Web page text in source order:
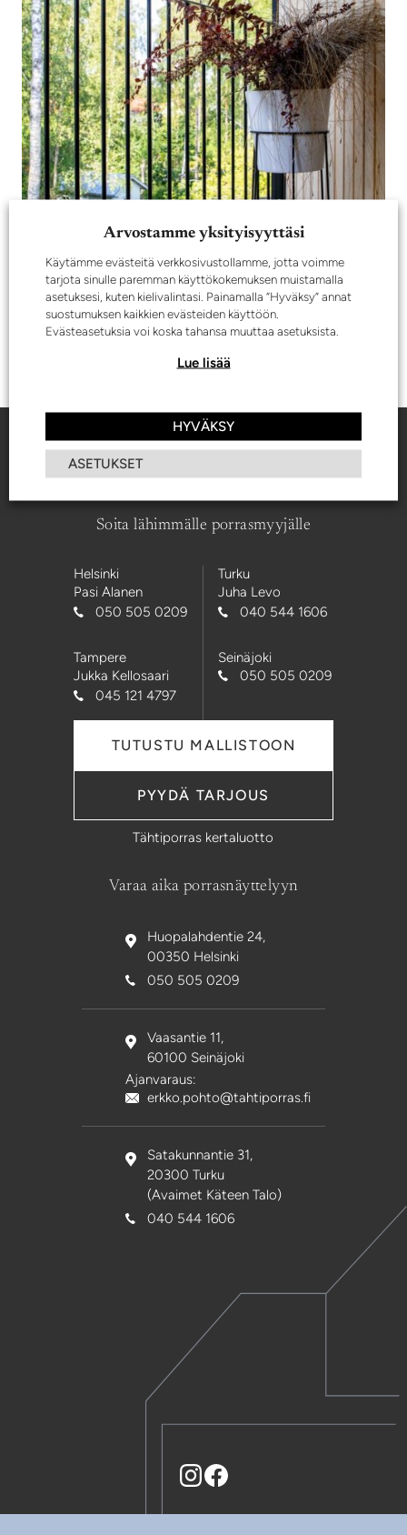
ULKOKAITEET
TUTUSTU
Soita lähimmälle porrasmyyjälle
Helsinki
Pasi Alanen
050 505 0209
Turku
Juha Levo
040 544 1606
Tampere
Jukka Kellosaari
045 121 4797
Seinäjoki
050 505 0209
TUTUSTU MALLISTOON
PYYDÄ TARJOUS
Tähtiporras kertaluotto
Varaa aika porrasnäyttelyyn
Huopalahdentie 24,
00350 Helsinki
050 505 0209
Vaasantie 11,
60100 Seinäjoki
Ajanvaraus:
erkko.pohto@tahtiporras.fi
Satakunnantie 31,
20300 Turku
(Avaimet Käteen Talo)
040 544 1606
Arvostamme yksityisyyttäsi
Käytämme evästeitä verkkosivustollamme, jotta voimme
tarjota sinulle paremman käyttökokemuksen muistamalla
asetuksesi, kuten kielivalintasi. Painamalla “Hyväksy” annat
suostumuksen kaikkien evästeiden käyttöön.
Evästeasetuksia voi koska tahansa muuttaa asetuksista.
Lue lisää
HYVÄKSY
ASETUKSET